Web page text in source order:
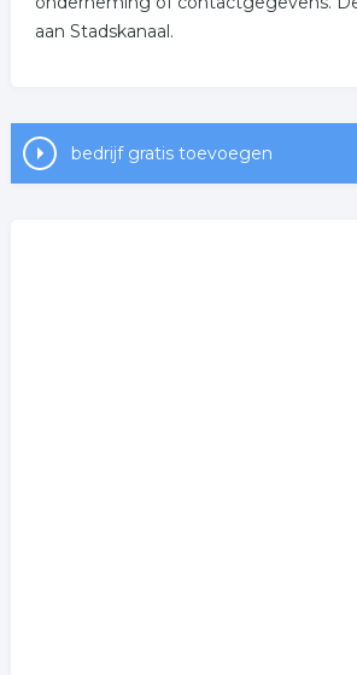
aan Stadskanaal.
bedrijf gratis toevoegen